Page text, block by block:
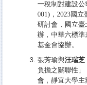
一稅制對建設
001)，2023國
研討會，國立
辦，中華六標
基金會協辦。
張芳瑜與汪瑞芝
負擔之關聯性
會，靜宜大學主